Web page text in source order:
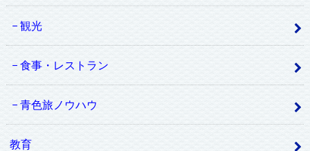
観光
食事・レストラン
青色旅ノウハウ
教育